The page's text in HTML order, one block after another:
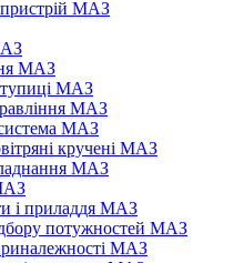
МАЗ
МАЗ
МАЗ
МАЗ
МАЗ
кручені МАЗ
МАЗ
і приладдя МАЗ
потужностей МАЗ
МАЗ